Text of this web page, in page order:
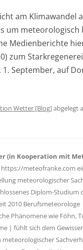
am Klimawandel
um
Medienberichte
zum
September, auf
Wetter [Blog]abgelegt
(in Kooperation mit
meteofranke.com
meteorologischer
Diplom-Studium
2010
Phänomene wie Föhn,
| fühlt sich dem
meteorologischer